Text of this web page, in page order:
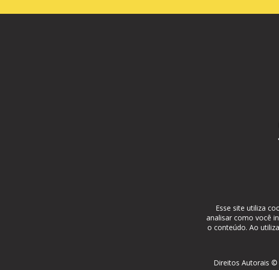
Esse site utiliza
analisar como você
o conteúdo. Ao
Direitos Autorais ©